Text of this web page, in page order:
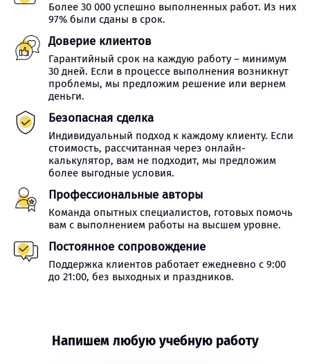
Более 30 000 успешно выполненных работ. Из них
97% были сданы в срок.
Доверие клиентов
Гарантийный срок на каждую работу – минимум
30 дней. Если в процессе выполнения возникнут
проблемы, мы предложим решение или вернем
деньги.
Безопасная сделка
Индивидуальный подход к каждому клиенту. Если
стоимость, рассчитанная через онлайн-
калькулятор, вам не подходит, мы предложим
более выгодные условия.
Профессиональные авторы
Команда опытных специалистов, готовых помочь
вам с выполнением работы на высшем уровне.
Постоянное сопровождение
Поддержка клиентов работает ежедневно с 9:00
до 21:00, без выходных и праздников.
Напишем любую учебную работу